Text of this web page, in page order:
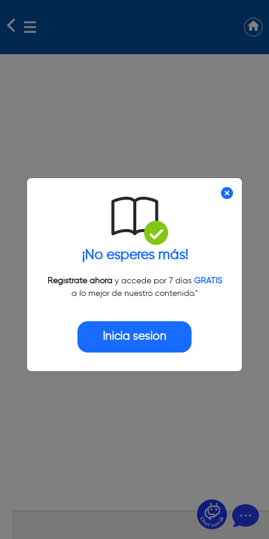
¡No esperes más!
Regístrate ahoray accede por 7 días GRATIS
a lo mejor de nuestro contenido."
Inicia sesión